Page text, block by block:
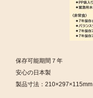
保存可能期間７年
安心の日本製
製品寸法：210×297×115mm